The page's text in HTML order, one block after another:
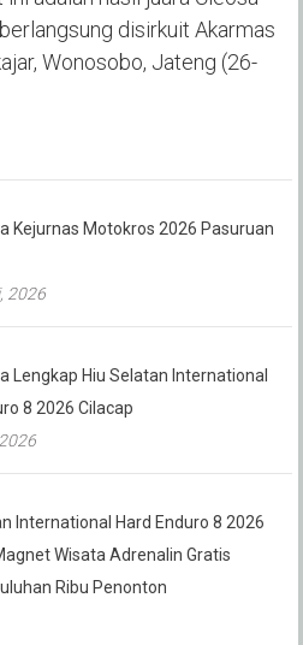
disirkuit Akarmas
Wonosobo, Jateng (26-
Kejurnas Motokros 2026 Pasuruan
2026
Lengkap Hiu Selatan International
8 2026 Cilacap
International Hard Enduro 8 2026
Wisata Adrenalin Gratis
Ribu Penonton